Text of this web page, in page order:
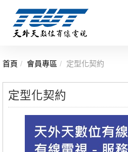
首頁 會員專區 定型化契約
定型化契約